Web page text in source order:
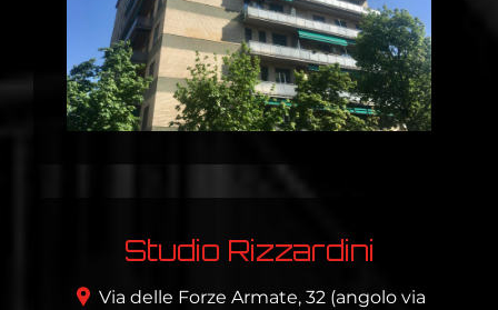
Studio Rizzardini
Via delle Forze Armate, 32 (angolo via